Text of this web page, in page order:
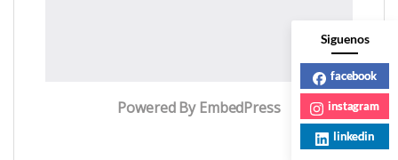
Powered By EmbedPress
Siguenos
facebook
instagram
linkedin